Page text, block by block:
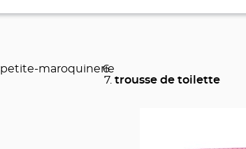
petite-maroquinerie
trousse de toilette